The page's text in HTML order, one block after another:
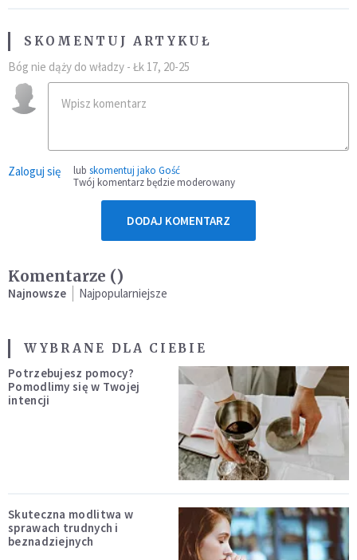
SKOMENTUJ ARTYKUŁ
Bóg nie dąży do władzy - Łk 17, 20-25
Zaloguj się lub skomentuj jako Gość
Twój komentarz będzie moderowany
DODAJ KOMENTARZ
Komentarze ()
Najnowsze Najpopularniejsze
WYBRANE DLA CIEBIE
Potrzebujesz pomocy?
Pomodlimy się w Twojej
intencji
Skuteczna modlitwa w
sprawach trudnych i
beznadziejnych